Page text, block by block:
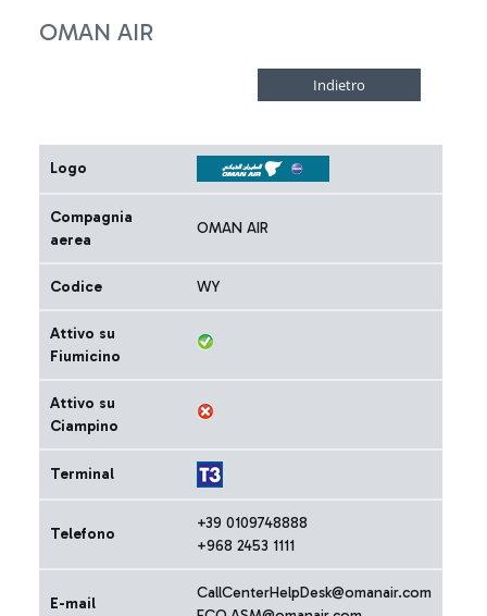
OMAN AIR
Logo
Compagnia
aerea
OMAN AIR
Codice WY
Attivo su
Fiumicino
Attivo su
Ciampino
Terminal
Telefono
+39 0109748888
+968 2453 1111
E-mail
CallCenterHelpDesk@omanair.com